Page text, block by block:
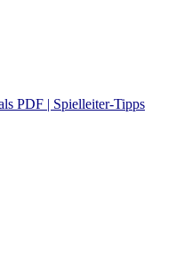
PDF | Spielleiter-Tipps